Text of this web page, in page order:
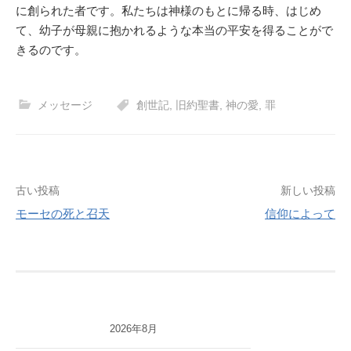
に創られた者です。私たちは神様のもとに帰る時、はじめ
て、幼子が母親に抱かれるような本当の平安を得ることがで
きるのです。
メッセージ 創世記 旧約聖書 神の愛 罪
投
稿
古い投稿
モーセの死と召天
新しい投稿
信仰によって
2026年8月